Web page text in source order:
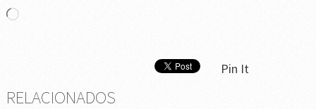
Cargando...
Pin It
RELACIONADOS